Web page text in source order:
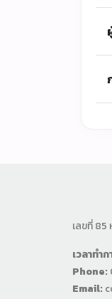
เลขที่ 85
เวลาทำก
Phone:
Email: